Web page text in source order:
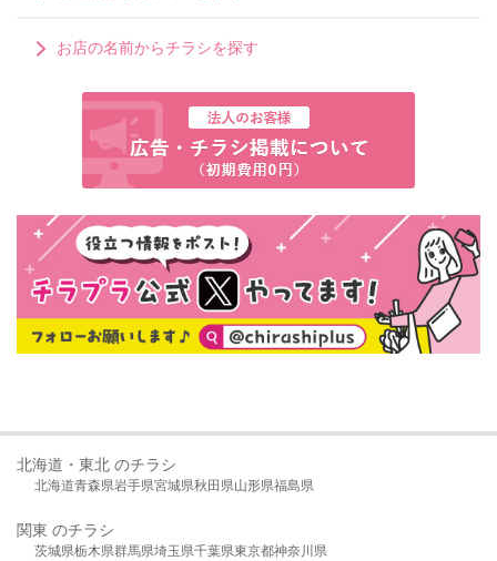
お店の名前からチラシを探す
北海道・東北 のチラシ
北海道青森県岩手県宮城県秋田県山形県福島県
関東 のチラシ
茨城県栃木県群馬県埼玉県千葉県東京都神奈川県